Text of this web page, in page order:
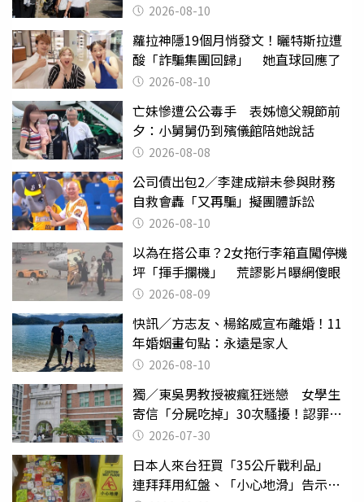
2026-08-10
蘿拉神隱19個月悄發文！曬特斯拉遭
酸「詐騙集團回歸」 她直球回應了
2026-08-10
亡妹慘遭公公毒手 表姊憶父親節前
夕：小舅舅仍到殯儀館陪她說話
2026-08-08
公司債出包2／李建成辯未參與財務
自救會轟「又再騙」擬團體訴訟
2026-08-10
以為在搭公車？2女拖行李箱直闖停機
坪「揮手攔機」 荒謬影片曝網傻眼
2026-08-09
快訊／方志友、楊銘威宣布離婚！11
年婚姻畫句點：永遠是家人
2026-08-10
獨／東吳男教授被瘋狂迷戀 女學生
寄信「分屍吃掉」30次騷擾！認罪免
關 2026-07-30
日本人來台狂買「35公斤戰利品」
連拜拜用紅盤、「小心地滑」告示牌